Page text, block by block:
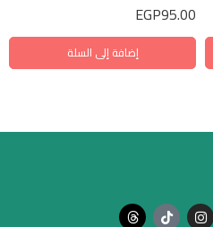
EGP95.00
إضافة إلى السلة